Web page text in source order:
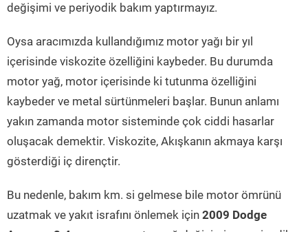
değişimi ve periyodik bakım yaptırmayız.
Oysa aracımızda kullandığımız motor yağı bir yıl
içerisinde viskozite özelliğini kaybeder. Bu durumda
motor yağ, motor içerisinde ki tutunma özelliğini
kaybeder ve metal sürtünmeleri başlar. Bunun anlamı
yakın zamanda motor sisteminde çok ciddi hasarlar
oluşacak demektir. Viskozite, Akışkanın akmaya karşı
gösterdiği iç dirençtir.
Bu nedenle, bakım km. si gelmese bile motor ömrünü
uzatmak ve yakıt israfını önlemek için 2009 Dodge